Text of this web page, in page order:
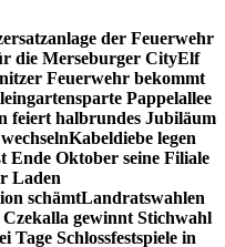
der Feuerwehr
die Merseburger CityElf
Feuerwehr bekommt
Pappelallee
feiert halbrundes Jubiläum
Kabeldiebe legen
Ende Oktober seine Filiale
Laden
schämtLandratswahlen
Czekalla gewinnt Stichwahl
Tage Schlossfestspiele in